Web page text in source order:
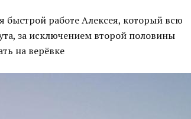
быстрой работе Алексея, который всю
за исключением второй половины
на верёвке